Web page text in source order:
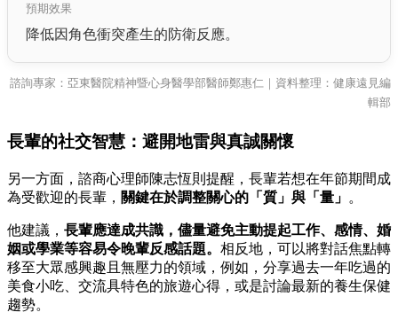
預期效果
降低因角色衝突產生的防衛反應。
諮詢專家：亞東醫院精神暨心身醫學部醫師鄭惠仁｜資料整理：健康遠見編
輯部
長輩的社交智慧：避開地雷與真誠關懷
另一方面，諮商心理師陳志恆則提醒，長輩若想在年節期間成
為受歡迎的長輩， 關鍵在於調整關心的「質」與「量」 。
他建議， 長輩應達成共識，儘量避免主動提起工作、感情、婚
姻或學業等容易令晚輩反感話題。 相反地，可以將對話焦點轉
移至大眾感興趣且無壓力的領域，例如，分享過去一年吃過的
美食小吃、交流具特色的旅遊心得，或是討論最新的養生保健
趨勢。